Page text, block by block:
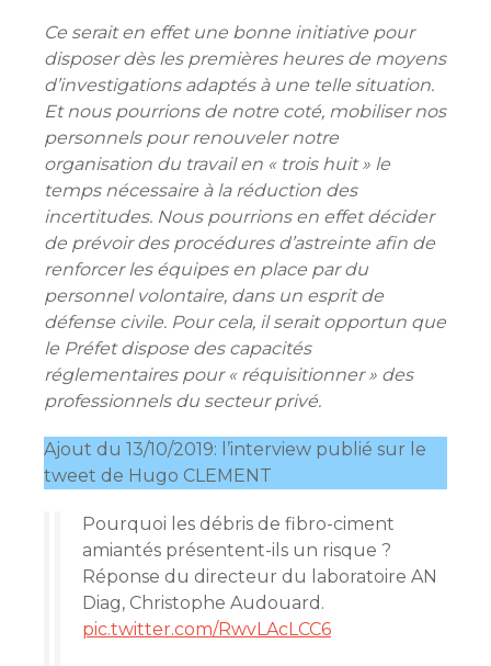
Ce serait en effet une bonne initiative pour
disposer dès les premières heures de moyens
d’investigations adaptés à une telle situation.
Et nous pourrions de notre coté, mobiliser nos
personnels pour renouveler notre
organisation du travail en « trois huit » le
temps nécessaire à la réduction des
incertitudes. Nous pourrions en effet décider
de prévoir des procédures d’astreinte afin de
renforcer les équipes en place par du
personnel volontaire, dans un esprit de
défense civile. Pour cela, il serait opportun que
le Préfet dispose des capacités
réglementaires pour « réquisitionner » des
professionnels du secteur privé.
Ajout du 13/10/2019: l’interview publié sur le
tweet de Hugo CLEMENT
Pourquoi les débris de fibro-ciment
amiantés présentent-ils un risque ?
Réponse du directeur du laboratoire AN
Diag, Christophe Audouard.
pic.twitter.com/RwvLAcLCC6